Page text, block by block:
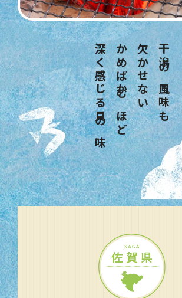
干潟の風味も
欠かせない
かめばかむほど
深く感じる貝の味